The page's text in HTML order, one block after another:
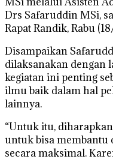
Drs Safaruddin MSi,
Rapat Randik, Rabu
Disampaikan
dilaksanakan dengan
kegiatan ini penting
ilmu baik dalam hal
lainnya.
“Untuk itu,
untuk bisa
secara maksimal.